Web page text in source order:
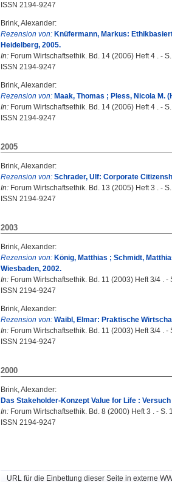
ISSN 2194-9247
Brink, Alexander:
Rezension von: Knüfermann, Markus:
Heidelberg, 2005.
In: Forum Wirtschaftsethik. Bd. 14 (2006) Heft 4 . -
ISSN 2194-9247
Brink, Alexander:
Rezension von: Maak, Thomas ; Pless, Nicola M.
In: Forum Wirtschaftsethik. Bd. 14 (2006) Heft 4 . -
ISSN 2194-9247
2005
Brink, Alexander:
Rezension von: Schrader, Ulf: Corporate
In: Forum Wirtschaftsethik. Bd. 13 (2005) Heft 3 . -
ISSN 2194-9247
2003
Brink, Alexander:
Rezension von: König, Matthias ; Schmidt,
Wiesbaden, 2002.
In: Forum Wirtschaftsethik. Bd. 11 (2003) Heft 3/4 . -
ISSN 2194-9247
Brink, Alexander:
Rezension von: Waibl, Elmar: Praktische
In: Forum Wirtschaftsethik. Bd. 11 (2003) Heft 3/4 . -
ISSN 2194-9247
2000
Brink, Alexander:
Das Stakeholder-Konzept Value for Life :
In: Forum Wirtschaftsethik. Bd. 8 (2000) Heft 3 . - S.
ISSN 2194-9247
URL für die Einbettung dieser Seite in externe